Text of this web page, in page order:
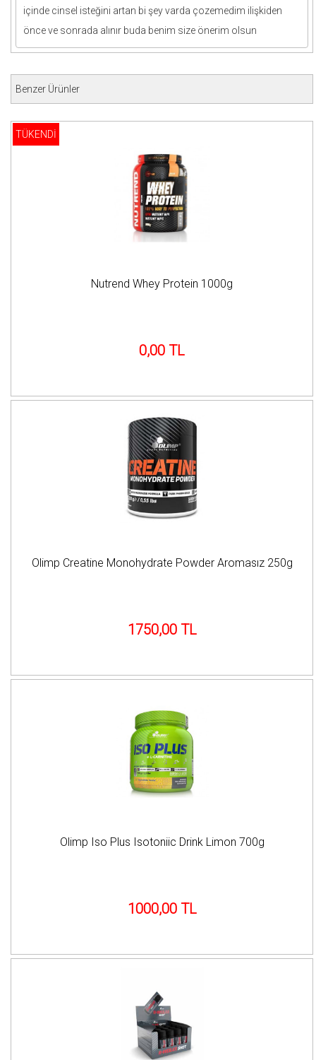
içinde cinsel isteğini artan bi şey varda çozemedim ilişkiden
önce ve sonrada alınır buda benim size önerim olsun
Benzer Ürünler
TÜKENDİ
Nutrend Whey Protein 1000g
0,00 TL
Olimp Creatine Monohydrate Powder Aromasız 250g
1750,00 TL
Olimp Iso Plus Isotoniic Drink Limon 700g
1000,00 TL